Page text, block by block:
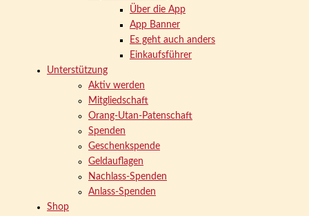
Über die App
App Banner
Es geht auch anders
Einkaufsführer
Unterstützung
Aktiv werden
Mitgliedschaft
Orang-Utan-Patenschaft
Spenden
Geschenkspende
Geldauflagen
Nachlass-Spenden
Anlass-Spenden
Shop